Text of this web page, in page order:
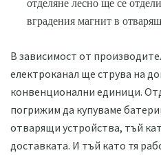
вградения магнит в
В зависимост от
електроканал ще струва на
конвенционални единици.
погрижим да купуваме
отварящи устройства, тъй
доставката. И тъй като тя